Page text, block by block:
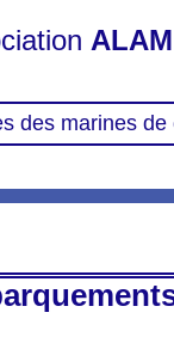
des marines